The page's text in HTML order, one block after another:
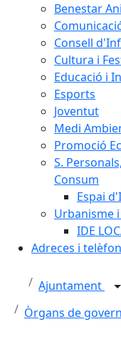
Benestar
Consell
Cultura i
Educació i
Esports
Joventut
Medi
Promoció
S.
Consum
Espai
Urbanisme
IDE
Adreces i
Ajuntament
Òrgans de govern